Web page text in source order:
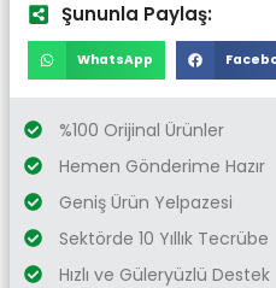
Şununla Paylaş:
WhatsApp
%100 Orijinal Ürünler
Hemen Gönderime Hazır
Geniş Ürün Yelpazesi
Sektörde 10 Yıllık Tecrübe
Hızlı ve Güleryüzlü Destek